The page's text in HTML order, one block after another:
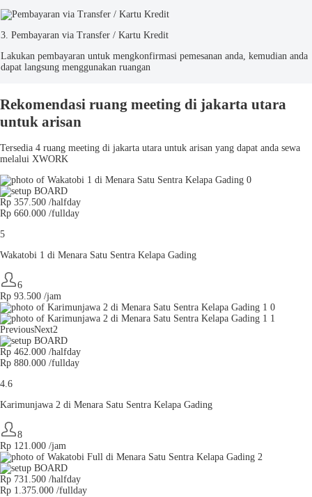
3. Pembayaran via Transfer / Kartu Kredit
Lakukan pembayaran untuk mengkonfirmasi pemesanan anda, kemudian anda
dapat langsung menggunakan ruangan
Rekomendasi ruang meeting di jakarta utara
untuk arisan
Tersedia 4 ruang meeting di jakarta utara untuk arisan yang dapat anda sewa
melalui XWORK
Rp 357.500 /halfday
Rp 660.000 /fullday
5
Wakatobi 1 di Menara Satu Sentra Kelapa Gading
6
Rp 93.500 /jam
PreviousNext2
Rp 462.000 /halfday
Rp 880.000 /fullday
4.6
Karimunjawa 2 di Menara Satu Sentra Kelapa Gading
8
Rp 121.000 /jam
Rp 731.500 /halfday
Rp 1.375.000 /fullday